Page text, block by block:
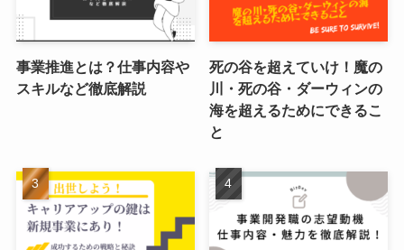
事業推進とは？仕事内容や
スキルなど徹底解説
死の谷を超えていけ！魔の
川・死の谷・ダーウィンの
海を超えるためにできるこ
と